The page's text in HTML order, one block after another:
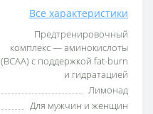
Все характеристики
Предтренировочный
комплекс — аминокислоты
(BCAA) с поддержкой fat-burn
и гидратацией
Лимонад
Для мужчин и женщин